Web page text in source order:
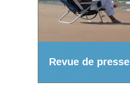
Revue de presse